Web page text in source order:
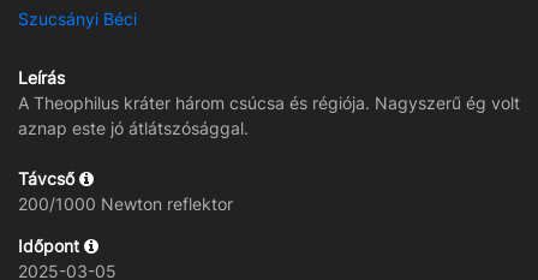
Szucsányi Béci
Leírás
A Theophilus kráter három csúcsa és régiója. Nagyszerű ég volt
aznap este jó átlátszósággal.
Távcső
200/1000 Newton reflektor
Időpont
2025-03-05